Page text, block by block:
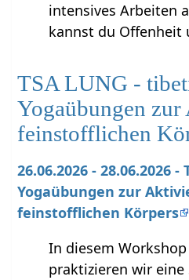
intensives Arbeiten
kannst du Offenheit
TSA LUNG -
Yogaübungen
feinstofflichen
26.06.2026 - 28.06.2026
Yogaübungen zur
feinstofflichen Körpers
In diesem
praktizieren wir eine